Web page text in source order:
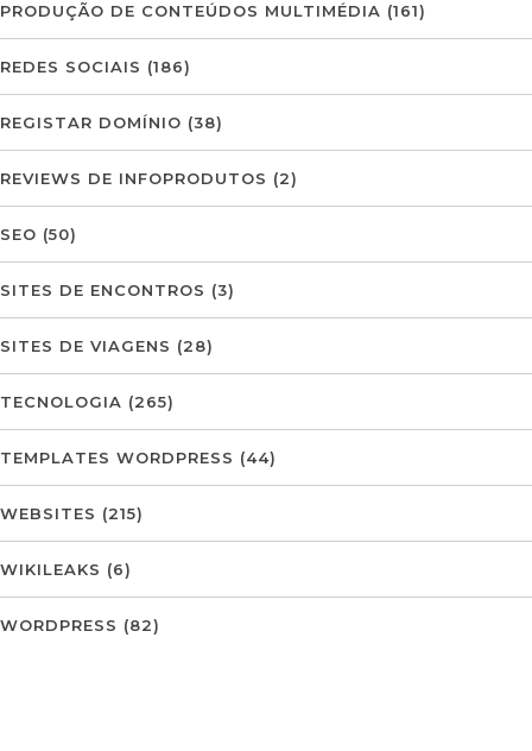
PRODUÇÃO DE CONTEÚDOS MULTIMÉDIA (161)
REDES SOCIAIS (186)
REGISTAR DOMÍNIO (38)
REVIEWS DE INFOPRODUTOS (2)
SEO (50)
SITES DE ENCONTROS (3)
SITES DE VIAGENS (28)
TECNOLOGIA (265)
TEMPLATES WORDPRESS (44)
WEBSITES (215)
WIKILEAKS (6)
WORDPRESS (82)